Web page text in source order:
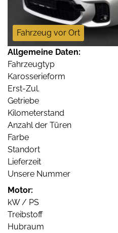
Fahrzeug vor Ort
Allgemeine Daten:
Fahrzeugtyp
Karosserieform
Erst-Zul.
Getriebe
Kilometerstand
Anzahl der Türen
Farbe
Standort
Lieferzeit
Unsere Nummer
Motor:
kW / PS
Treibstoff
Hubraum